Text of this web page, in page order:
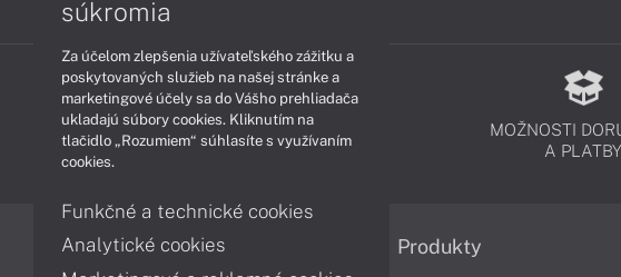
PODPORA A SERVIS
MOŽNOSTI
A PLATBY
Informácie Produkty
súkromia
Za účelom zlepšenia užívateľského zážitku a
poskytovaných služieb na našej stránke a
marketingové účely sa do Vášho prehliadača
ukladajú súbory cookies. Kliknutím na
tlačidlo „Rozumiem“ súhlasíte s využívaním
cookies.
Funkčné a technické cookies
Analytické cookies